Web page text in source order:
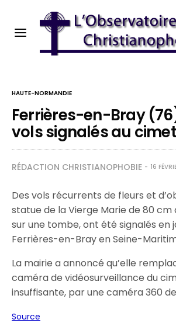
HAUTE-NORMANDIE
Ferrières-en-Bray
vols signalés au
RÉDACTION CHRISTIANOPHOBIE 16
Des vols récurrents de fleurs et
statue de la Vierge Marie de 80 cm
sur une tombe, ont été signalés en
Ferrières-en-Bray en Seine-
La mairie a annoncé qu’elle
caméra de vidéosurveillance du
insuffisante, par une caméra 360
Source